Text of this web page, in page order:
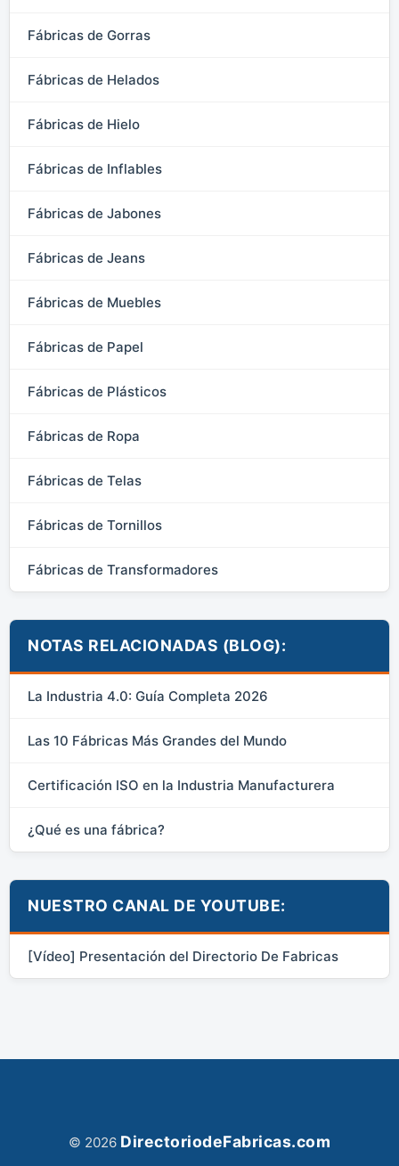
Fábricas de Gorras
Fábricas de Helados
Fábricas de Hielo
Fábricas de Inflables
Fábricas de Jabones
Fábricas de Jeans
Fábricas de Muebles
Fábricas de Papel
Fábricas de Plásticos
Fábricas de Ropa
Fábricas de Telas
Fábricas de Tornillos
Fábricas de Transformadores
NOTAS RELACIONADAS (BLOG):
La Industria 4.0: Guía Completa 2026
Las 10 Fábricas Más Grandes del Mundo
Certificación ISO en la Industria Manufacturera
¿Qué es una fábrica?
NUESTRO CANAL DE YOUTUBE:
[Vídeo] Presentación del Directorio De Fabricas
© 2026 DirectoriodeFabricas.com